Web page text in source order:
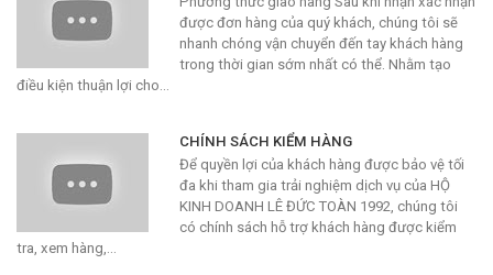
được đơn hàng của quý khách, chúng tôi sẽ
nhanh chóng vận chuyển đến tay khách hàng
trong thời gian sớm nhất có thể. Nhằm tạo
điều kiện thuận lợi cho…
CHÍNH SÁCH KIỂM HÀNG
Để quyền lợi của khách hàng được bảo vệ tối
đa khi tham gia trải nghiệm dịch vụ của HỘ
KINH DOANH LÊ ĐỨC TOÀN 1992, chúng tôi
có chính sách hỗ trợ khách hàng được kiểm
tra, xem hàng,…